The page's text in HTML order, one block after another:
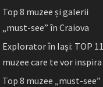
Top 8 muzee și galerii
„must-see” în Craiova
Explorator în Iași: TOP 11
muzee care te vor inspira
Top 8 muzee „must-see”